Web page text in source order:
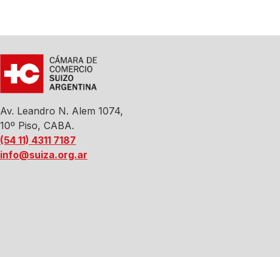
Av. Leandro N. Alem 1074,
10º Piso, CABA.
(54 11) 4311 7187
info@suiza.org.ar